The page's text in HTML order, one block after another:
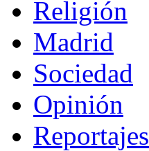
Religión
Madrid
Sociedad
Opinión
Reportajes